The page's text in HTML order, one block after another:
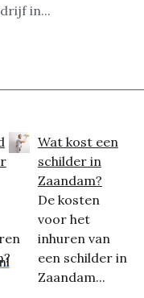
in...
Wat kost een
schilder in
Zaandam?
De kosten
voor het
inhuren van
een schilder in
Zaandam...